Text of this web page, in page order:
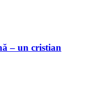
– un cristian